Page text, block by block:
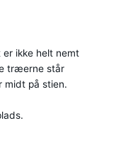
er ikke helt nemt
træerne står
midt på stien.